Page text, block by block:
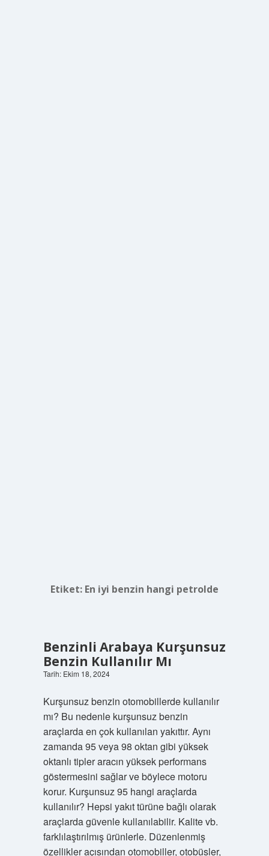
Etiket: En iyi benzin hangi petrolde
Benzinli Arabaya Kurşunsuz
Benzin Kullanılır Mı
Tarih: Ekim 18, 2024
Kurşunsuz benzin otomobillerde kullanılır
mı? Bu nedenle kurşunsuz benzin
araçlarda en çok kullanılan yakıttır. Aynı
zamanda 95 veya 98 oktan gibi yüksek
oktanlı tipler aracın yüksek performans
göstermesini sağlar ve böylece motoru
korur. Kurşunsuz 95 hangi araçlarda
kullanılır? Hepsi yakıt türüne bağlı olarak
araçlarda güvenle kullanılabilir. Kalite vb.
farklılaştırılmış ürünlerle. Düzenlenmiş
özellikler açısından otomobiller, otobüsler,